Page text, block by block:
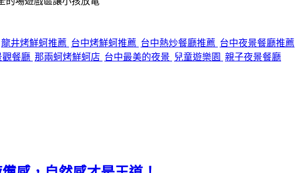
龍井烤鮮蚵推薦 台中烤鮮蚵推薦 台中熱炒餐廳推薦 台中夜景餐廳推薦
觀餐廳 那兩蚵烤鮮蚵店 台中最美的夜景 兒童遊樂園 親子夜景餐廳